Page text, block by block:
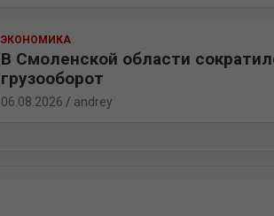
ЭКОНОМИКА
В Смоленской области
грузооборот
06.08.2026 andrey